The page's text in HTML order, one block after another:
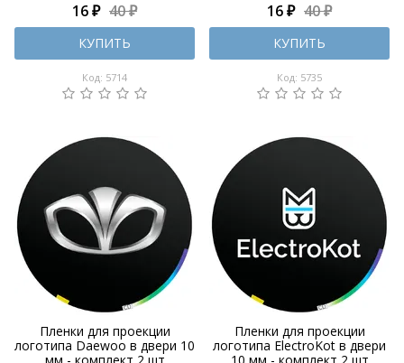
16 ₽ 40 ₽
КУПИТЬ
Код: 5714
16 ₽ 40 ₽
КУПИТЬ
Код: 5735
Пленки для проекции
логотипа Daewoo в двери 10
мм - комплект 2 шт
Пленки для проекции
логотипа ElectroKot в двери
10 мм - комплект 2 шт